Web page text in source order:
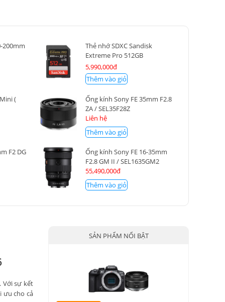
200mm
Thẻ nhớ SDXC Sandisk
Extreme Pro 512GB
200MB/140MB/s
5,990,000đ
Thêm vào giỏ
(
Ống kính Sony FE 35mm F2.8
ZA / SEL35F28Z
Liên hệ
Thêm vào giỏ
F2 DG
Ống kính Sony FE 16-35mm
F2.8 GM II / SEL1635GM2
55,490,000đ
Thêm vào giỏ
Với sự kết
ưu cho cả
SẢN PHẨM NỔI BẬT